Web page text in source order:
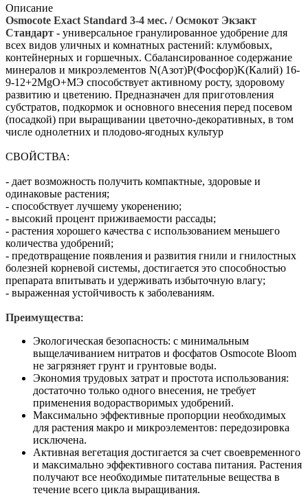
Описание
Osmocote Exact Standard 3-4 мес. / Осмокот Экзакт
Стандарт - универсальное гранулированное удобрение для
всех видов уличных и комнатных растений: клумбовых,
контейнерных и горшечных. Сбалансированное содержание
минералов и микроэлементов N(Азот)P(Фосфор)K(Калий) 16-
9-12+2MgO+МЭ способствует активному росту, здоровому
развитию и цветению. Предназначен для приготовления
субстратов, подкормок и основного внесения перед посевом
(посадкой) при выращивании цветочно-декоративных, в том
числе однолетних и плодово-ягодных культур
СВОЙСТВА:
- дает возможность получить компактные, здоровые и
одинаковые растения;
- способствует лучшему укоренению;
- высокий процент приживаемости рассады;
- растения хорошего качества с использованием меньшего
количества удобрений;
- предотвращение появления и развития гнили и гнилостных
болезней корневой системы, достигается это способностью
препарата впитывать и удерживать избыточную влагу;
- выраженная устойчивость к заболеваниям.
Преимущества:
Экологическая безопасность: с минимальным
выщелачиванием нитратов и фосфатов Osmocote Bloom
не загрязняет грунт и грунтовые воды.
Экономия трудовых затрат и простота использования:
достаточно только одного внесения, не требует
применения водорастворимых удобрений.
Максимально эффективные пропорции необходимых
для растения макро и микроэлементов: передозировка
исключена.
Активная вегетация достигается за счет своевременного
и максимально эффективного состава питания. Растения
получают все необходимые питательные вещества в
течение всего цикла выращивания.